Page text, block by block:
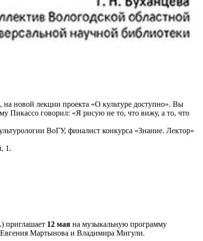
новой лекции проекта «О культуре доступно». Вы
Пикассо говорил: «Я рисую не то, что вижу, а то, что
ВоГУ, финалист конкурса «Знание. Лектор»
1.
приглашает 12 мая на музыкальную программу
Евгения Мартынова и Владимира Мигули.